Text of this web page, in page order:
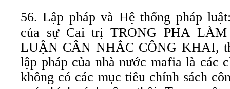
56. Lập pháp và Hệ thống pháp
của sự Cai trị TRONG PHA
LUẬN CÂN NHẮC CÔNG KHAI,
lập pháp của nhà nước mafia là các
không có các mục tiêu chính sách